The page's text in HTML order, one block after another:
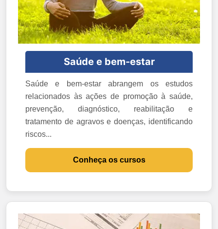
Saúde e bem-estar
Saúde e bem-estar abrangem os estudos
relacionados às ações de promoção à saúde,
prevenção, diagnóstico, reabilitação e
tratamento de agravos e doenças, identificando
riscos...
Conheça os cursos